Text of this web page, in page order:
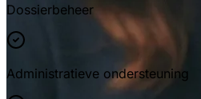
Dossierbeheer
Administratieve ondersteuning